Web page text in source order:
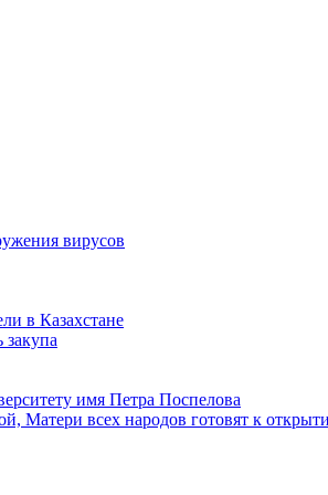
вирусов
в Казахстане
имя Петра Поспелова
Матери всех народов готовят к